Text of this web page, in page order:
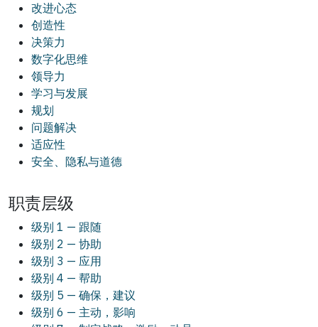
改进心态
创造性
决策力
数字化思维
领导力
学习与发展
规划
问题解决
适应性
安全、隐私与道德
职责层级
级别 1 — 跟随
级别 2 — 协助
级别 3 — 应用
级别 4 — 帮助
级别 5 — 确保，建议
级别 6 — 主动，影响